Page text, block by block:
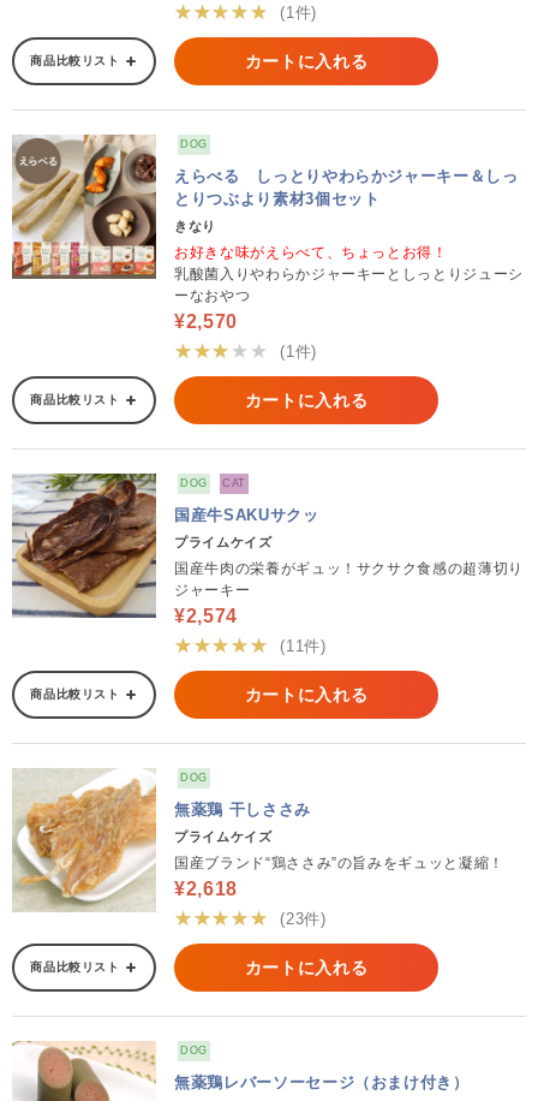
★★★★★
(1件)
商品比較リスト カートに入れる
DOG
えらべる しっとりやわらかジャーキー＆しっ
とりつぶより素材3個セット
きなり
お好きな味がえらべて、ちょっとお得！
乳酸菌入りやわらかジャーキーとしっとりジューシ
ーなおやつ
¥2,570
★★★★★
(1件)
商品比較リスト カートに入れる
DOG CAT
国産牛SAKUサクッ
プライムケイズ
国産牛肉の栄養がギュッ！サクサク食感の超薄切り
ジャーキー
¥2,574
★★★★★
(11件)
商品比較リスト カートに入れる
DOG
無薬鶏 干しささみ
プライムケイズ
国産ブランド“鶏ささみ”の旨みをギュッと凝縮！
¥2,618
★★★★★
(23件)
商品比較リスト カートに入れる
DOG
無薬鶏レバーソーセージ（おまけ付き）